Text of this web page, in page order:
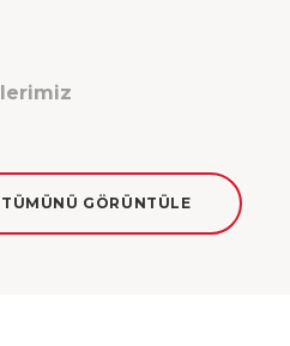
TÜMÜNÜ GÖRÜNTÜLE